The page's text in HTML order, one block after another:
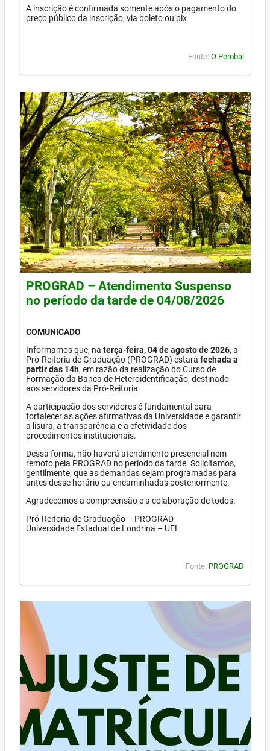
A inscrição é confirmada somente após o pagamento do
preço público da inscrição, via boleto ou pix
Fonte: O Perobal
PROGRAD – Atendimento Suspenso
no período da tarde de 04/08/2026
COMUNICADO
Informamos que, na terça-feira, 04 de agosto de 2026, a
Pró-Reitoria de Graduação (PROGRAD) estará fechada a
partir das 14h, em razão da realização do Curso de
Formação da Banca de Heteroidentificação, destinado
aos servidores da Pró-Reitoria.
A participação dos servidores é fundamental para
fortalecer as ações afirmativas da Universidade e garantir
a lisura, a transparência e a efetividade dos
procedimentos institucionais.
Dessa forma, não haverá atendimento presencial nem
remoto pela PROGRAD no período da tarde. Solicitamos,
gentilmente, que as demandas sejam programadas para
antes desse horário ou encaminhadas posteriormente.
Agradecemos a compreensão e a colaboração de todos.
Pró-Reitoria de Graduação – PROGRAD
Universidade Estadual de Londrina – UEL
Fonte: PROGRAD